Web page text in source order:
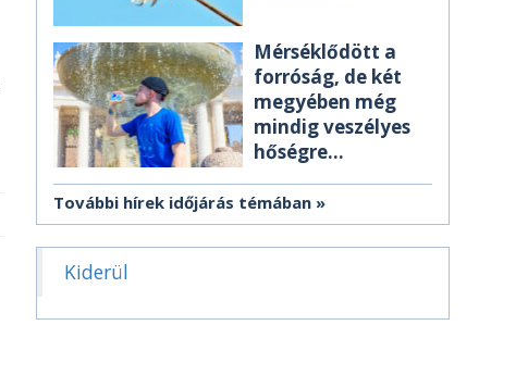
Mérséklődött a
forróság, de két
megyében még
mindig veszélyes
hőségre
További hírek időjárás témában
Kiderül